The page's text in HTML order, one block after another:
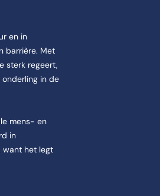
en in
barrière. Met
sterk regeert,
in de
mens- en
in
want het legt